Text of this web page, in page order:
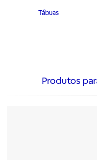
Tábuas
Produtos